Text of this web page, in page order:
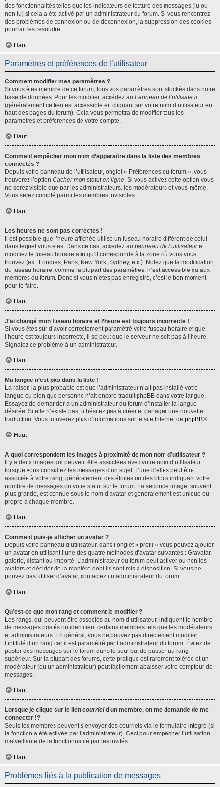
des fonctionnalités telles que les indicateurs de lecture des messages (lu ou
non lu) si cela a été activé par un administrateur du forum. Si vous rencontrez
des problèmes de connexion ou de déconnexion, la suppression des cookies
pourrait les résoudre.
Haut
Paramètres et préférences de l’utilisateur
Comment modifier mes paramètres ?
Si vous êtes membre de ce forum, tous vos paramètres sont stockés dans notre
base de données. Pour les modifier, accédez au Panneau de l’utilisateur
(généralement ce lien est accessible en cliquant sur votre nom d’utilisateur en
haut des pages du forum). Cela vous permettra de modifier tous les
paramètres et préférences de votre compte.
Haut
Comment empêcher mon nom d’apparaître dans la liste des membres
connectés ?
Depuis votre panneau de l’utilisateur, onglet « Préférences du forum », vous
trouverez l’option Cacher mon statut en ligne. Si vous activez cette option vous
ne serez visible que par les administrateurs, les modérateurs et vous-même.
Vous serez compté parmi les membres invisibles.
Haut
Les heures ne sont pas correctes !
Il est possible que l’heure affichée utilise un fuseau horaire différent de celui
dans lequel vous êtes. Dans ce cas, accédez au panneau de l’utilisateuret
modifiez le fuseau horaire afin qu’il corresponde à la zone où vous vous
trouvez (ex : Londres, Paris, New York, Sydney, etc.). Notez que la modification
du fuseau horaire, comme la plupart des paramètres, n’est accessible qu’aux
membres du forum. Donc si vous n’êtes pas enregistré, c’est le bon moment
pour le faire.
Haut
J’ai changé mon fuseau horaire et l’heure est toujours incorrecte !
Si vous êtes sûr d’avoir correctement paramétré votre fuseau horaire et que
l’heure est toujours incorrecte, il se peut que le serveur ne soit pas à l’heure.
Signalez ce problème à un administrateur.
Haut
Ma langue n’est pas dans la liste !
La raison la plus probable est que l’administrateur n’ait pas installé votre
langue ou bien que personne n’ait encore traduit phpBB dans votre langue.
Essayez de demander à un administrateur du forum d’installer la langue
désirée. Si elle n’existe pas, n’hésitez pas à créer et partager une nouvelle
traduction. Vous trouverez plus d’informations sur le site Internet de phpBB®.
Haut
A quoi correspondent les images à proximité de mon nom d’utilisateur ?
Il y a deux images qui peuvent être associées avec votre nom d’utilisateur
lorsque vous consultez les messages d’un sujet. L’une d’elles peut être
associée à votre rang, généralement des étoiles ou des blocs indiquant votre
nombre de messages ou votre statut sur le forum. La seconde image, souvent
plus grande, est connue sous le nom d’avatar et généralement est unique ou
propre à chaque membre.
Haut
Comment puis-je afficher un avatar ?
Depuis votre panneau d’utilisateur, dans l’onglet « profil » vous pouvez ajouter
un avatar en utilisant l’une des quatre méthodes d’avatar suivantes : Gravatar,
galerie, distant ou importé. L’administrateur du forum peut activer ou non les
avatars et décider de la manière dont ils sont mis à disposition. Si vous ne
pouvez pas utiliser d’avatar, contactez un administrateur du forum.
Haut
Qu’est-ce que mon rang et comment le modifier ?
Les rangs, qui peuvent être associés au nom d’utilisateur, indiquent le nombre
de messages postés ou identifient certains membres tels que les modérateurs
et administrateurs. En général, vous ne pouvez pas directement modifier
l’intitulé d’un rang car il est paramétré par l’administrateur du forum. Évitez de
poster des messages sur le forum dans le seul but de passer au rang
supérieur. Sur la plupart des forums, cette pratique est rarement tolérée et un
modérateur (ou un administrateur) peut facilement abaisser votre compteur de
messages.
Haut
Lorsque je clique sur le lien courrield’un membre, on me demande de me
connecter !?
Seuls les membres peuvent s’envoyer des courriels via le formulaire intégré (si
la fonction a été activée par l’administrateur). Ceci pour empêcher l’utilisation
malveillante de la fonctionnalité par les invités.
Haut
Problèmes liés à la publication de messages